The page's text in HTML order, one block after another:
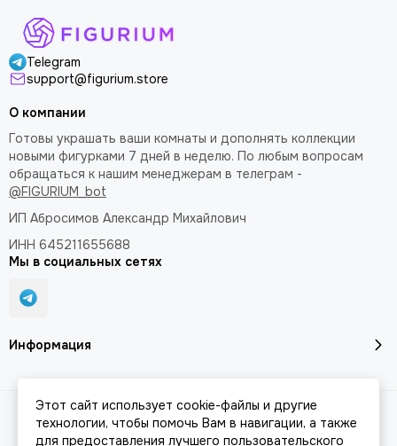
Telegram
support@figurium.store
Информация
О компании
Готовы украшать ваши комнаты и дополнять коллекции
новыми фигурками 7 дней в неделю. По любым вопросам
обращаться к нашим менеджерам в телеграм -
@FIGURIUM_bot
ИП Абросимов Александр Михайлович
ИНН 645211655688
Мы в социальных сетях
Разработка сайта - JesusMB | 2026 © FIGURIUM.
Этот сайт использует cookie-файлы и другие
технологии, чтобы помочь Вам в навигации, а также
для предоставления лучшего пользовательского